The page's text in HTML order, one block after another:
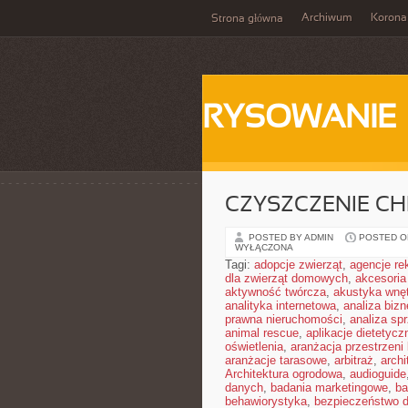
Strona główna Archiwum Korona
RYSOWANIE
CZYSZCZENIE
POSTED BY ADMIN POSTED
WYŁĄCZONA
Tagi: adopcje zwierząt, agencje
dla zwierząt domowych,
aktywność twórcza, akustyka
analityka internetowa, analiza
prawna nieruchomości, analiza
animal rescue, aplikacje
oświetlenia, aranżacja przestrzeni
aranżacje tarasowe, arbitraż,
Architektura ogrodowa, audioguide,
danych, badania marketingowe,
behawiorystyka, bezpieczeństwo